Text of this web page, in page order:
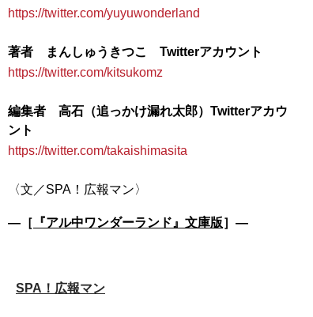
https://twitter.com/yuyuwonderland
著者 まんしゅうきつこ Twitterアカウント
https://twitter.com/kitsukomz
編集者 高石（追っかけ漏れ太郎）Twitterアカウ
ント
https://twitter.com/takaishimasita
―［ 『アル中ワンダーランド』文庫版］―
SPA！広報マン